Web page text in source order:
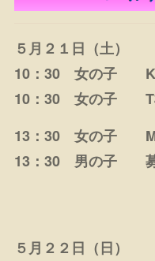
５月２１日（土）
10：30 女の子 K
10：30 女の子 T
13：30 女の子 M
13：30 男の子 募
５月２２日（日）